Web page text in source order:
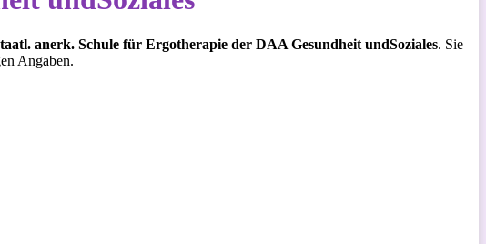
anerk. Schule für Ergotherapie der DAA Gesundheit undSoziales. Sie
Angaben.